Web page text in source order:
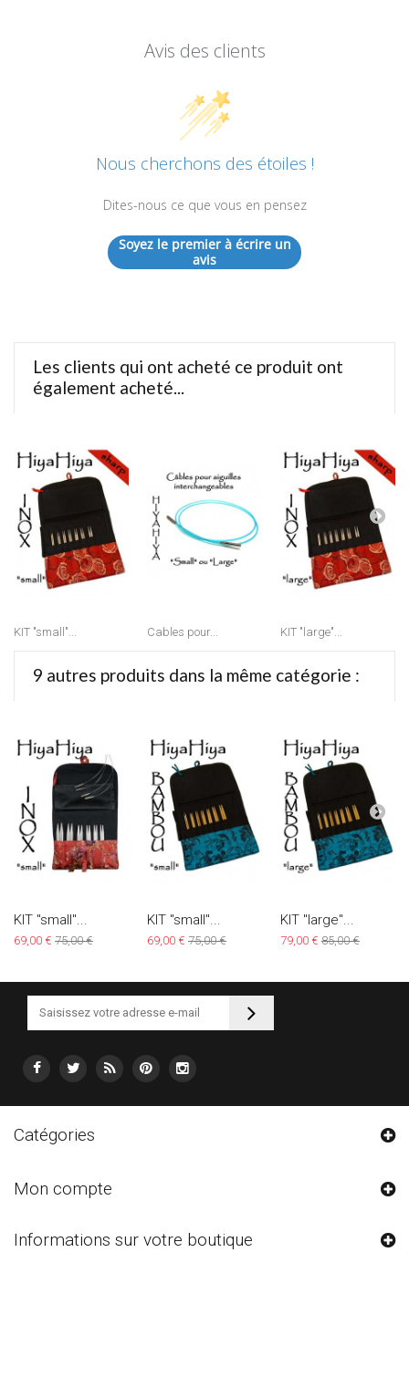
Avis des clients
Nous cherchons des étoiles !
Dites-nous ce que vous en pensez
Soyez le premier à écrire un
avis
Les clients qui ont acheté ce produit ont
également acheté...
KIT "small"... Cables pour... KIT "large"...
9 autres produits dans la même catégorie :
KIT "small"...
69,00 € 75,00 €
KIT "small"...
69,00 € 75,00 €
KIT "large"...
79,00 € 85,00 €
Catégories
Mon compte
Informations sur votre boutique